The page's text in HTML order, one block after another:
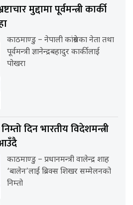
मुद्दामा पूर्वमन्त्री कार्की
काठमाण्डु – नेपाली कांग्रेसका नेता तथा
पूर्वमन्त्री ज्ञानेन्द्रबहादुर कार्कीलाई
पोखरा
निम्तो दिन भारतीय विदेशमन्त्री
काठमाण्डु – प्रधानमन्त्री वालेन्द्र शाह
‘बालेन’लाई ब्रिक्स शिखर सम्मेलनको
निम्तो